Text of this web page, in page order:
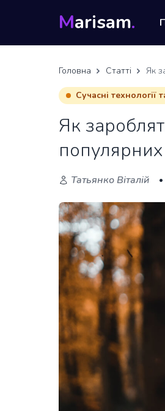
Marisam.
Головна Статті Як
Сучасні технології
Як
Татьянко Віталій •